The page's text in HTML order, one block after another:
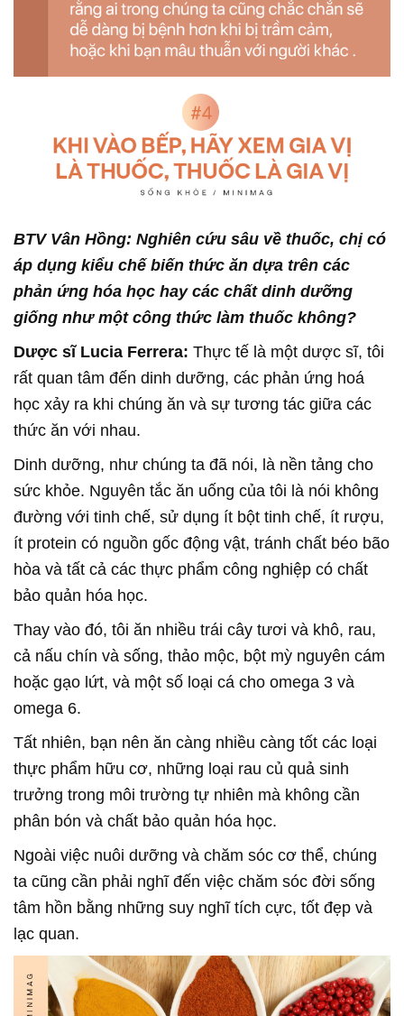
BTV Vân Hồng: Nghiên cứu sâu về thuốc, chị có
áp dụng kiểu chế biến thức ăn dựa trên các
phản ứng hóa học hay các chất dinh dưỡng
giống như một công thức làm thuốc không?
Dược sĩ Lucia Ferrera: Thực tế là một dược sĩ, tôi
rất quan tâm đến dinh dưỡng, các phản ứng hoá
học xảy ra khi chúng ăn và sự tương tác giữa các
thức ăn với nhau.
Dinh dưỡng, như chúng ta đã nói, là nền tảng cho
sức khỏe. Nguyên tắc ăn uống của tôi là nói không
đường với tinh chế, sử dụng ít bột tinh chế, ít rượu,
ít protein có nguồn gốc động vật, tránh chất béo bão
hòa và tất cả các thực phẩm công nghiệp có chất
bảo quản hóa học.
Thay vào đó, tôi ăn nhiều trái cây tươi và khô, rau,
cả nấu chín và sống, thảo mộc, bột mỳ nguyên cám
hoặc gạo lứt, và một số loại cá cho omega 3 và
omega 6.
Tất nhiên, bạn nên ăn càng nhiều càng tốt các loại
thực phẩm hữu cơ, những loại rau củ quả sinh
trưởng trong môi trường tự nhiên mà không cần
phân bón và chất bảo quản hóa học.
Ngoài việc nuôi dưỡng và chăm sóc cơ thể, chúng
ta cũng cần phải nghĩ đến việc chăm sóc đời sống
tâm hồn bằng những suy nghĩ tích cực, tốt đẹp và
lạc quan.